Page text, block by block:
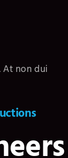
At non dui